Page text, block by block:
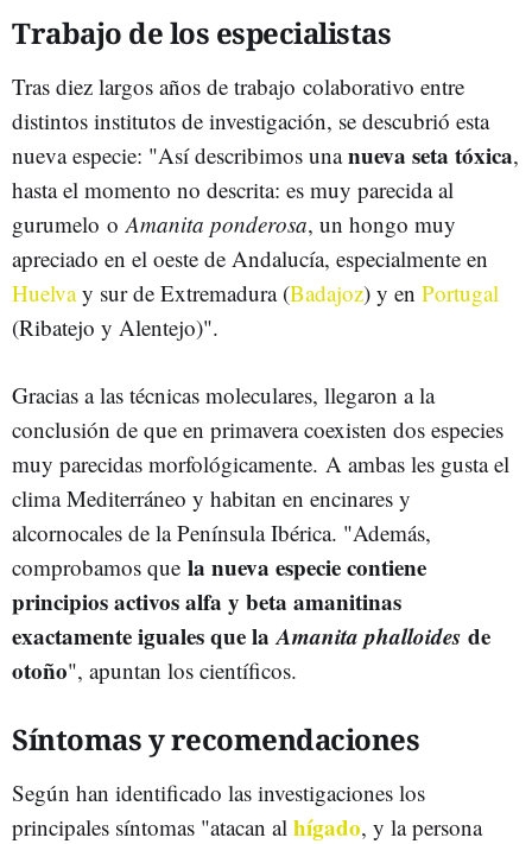
Trabajo de los especialistas
Tras diez largos años de trabajo colaborativo entre
distintos institutos de investigación, se descubrió esta
nueva especie: "Así describimos unanueva seta tóxica,
hasta el momento no descrita: es muy parecida al
gurumelo oAmanita ponderosa, un hongo muy
apreciado en el oeste de Andalucía, especialmente en
Huelvay sur de Extremadura (Badajoz) y en Portugal
(Ribatejo y Alentejo)".
Gracias a las técnicas moleculares, llegaron a la
conclusión de que en primavera coexisten dos especies
muy parecidas morfológicamente. A ambas les gusta el
clima Mediterráneo y habitan en encinares y
alcornocales de la Península Ibérica. "Además,
comprobamos que la nueva especie contiene
principios activos alfa y beta amanitinas
exactamente iguales que laAmanita phalloides de
otoño", apuntan los científicos.
Síntomas y recomendaciones
Según han identificado las investigaciones los
principales síntomas "atacan al hígado, y la persona